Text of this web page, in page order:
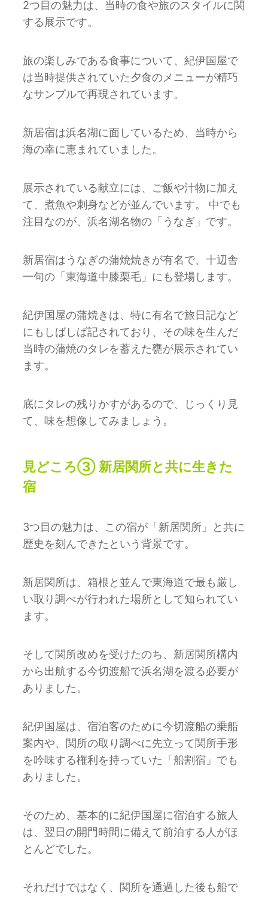
2つ⽬の魅⼒は、当時の⾷や旅のスタイルに関
する展⽰です。
旅の楽しみである⾷事について、紀伊国屋で
は当時提供されていた⼣⾷のメニューが精巧
なサンプルで再現されています。
新居宿は浜名湖に⾯しているため、当時から
海の幸に恵まれていました。
展⽰されている献⽴には、ご飯や汁物に加え
て、煮⿂や刺⾝などが並んでいます。 中でも
注⽬なのが、浜名湖名物の「うなぎ」です。
新居宿はうなぎの蒲焼焼きが有名で、十辺舎
一句の「東海道中膝栗毛」にも登場します。
紀伊国屋の蒲焼きは、特に有名で旅日記など
にもしばしば記されており、その味を生んだ
当時の蒲焼のタレを蓄えた甕が展示されてい
ます。
底にタレの残りかすがあるので、じっくり見
て、味を想像してみましょう。
見どころ③ 新居関所と共に生きた
宿
3つ⽬の魅⼒は、この宿が「新居関所」と共に
歴史を刻んできたという背景です。
新居関所は、箱根と並んで東海道で最も厳し
い取り調べが⾏われた場所として知られてい
ます。
そして関所改めを受けたのち、新居関所構内
から出航する今切渡船で浜名湖を渡る必要が
ありました。
紀伊国屋は、宿泊客のために今切渡船の乗船
案内や、関所の取り調べに先立って関所手形
を吟味する権利を持っていた「船割宿」でも
ありました。
そのため、基本的に紀伊国屋に宿泊する旅人
は、翌日の開門時間に備えて前泊する人がほ
とんどでした。
それだけではなく、関所を通過した後も船で